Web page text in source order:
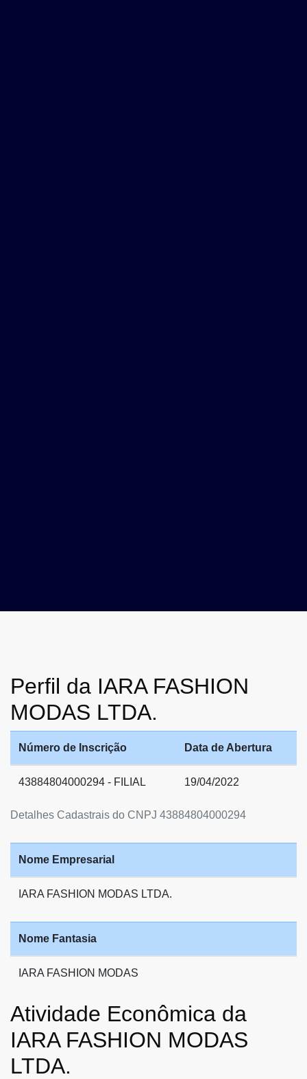
Perfil da IARA FASHION
MODAS LTDA.
Detalhes Cadastrais do CNPJ 43884804000294
Número de Inscrição Data de Abertura
43884804000294 - FILIAL 19/04/2022
Nome Empresarial
IARA FASHION MODAS LTDA.
Nome Fantasia
IARA FASHION MODAS
Atividade Econômica da
IARA FASHION MODAS
LTDA.